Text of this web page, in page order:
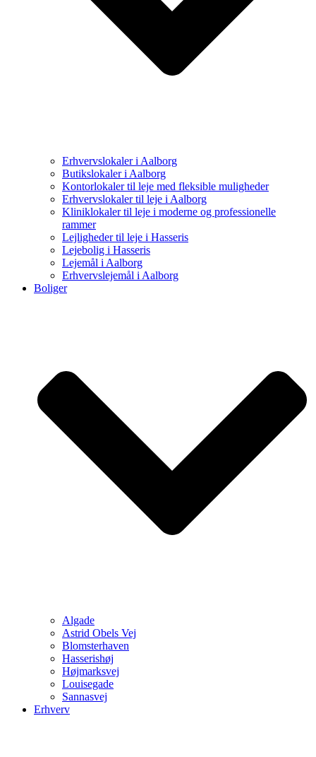
Erhvervslokaler i Aalborg
Butikslokaler i Aalborg
Kontorlokaler til leje med fleksible muligheder
Erhvervslokaler til leje i Aalborg
Kliniklokaler til leje i moderne og professionelle
rammer
Lejligheder til leje i Hasseris
Lejebolig i Hasseris
Lejemål i Aalborg
Erhvervslejemål i Aalborg
Boliger
Algade
Astrid Obels Vej
Blomsterhaven
Hasserishøj
Højmarksvej
Louisegade
Sannasvej
Erhverv